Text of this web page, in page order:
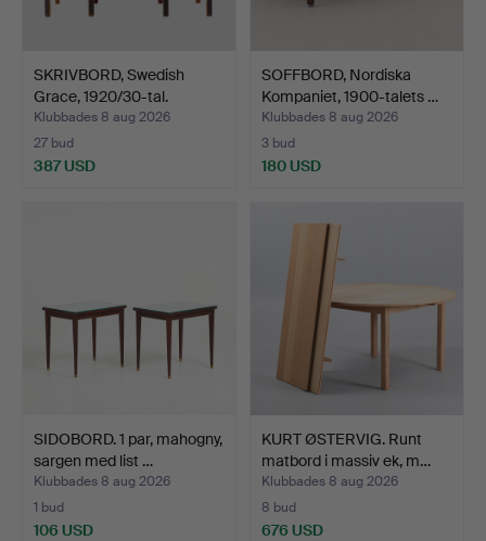
SKRIVBORD, Swedish
Grace, 1920/30-tal.
Klubbades 8 aug 2026
27 bud
387 USD
SOFFBORD, Nordiska
Kompaniet, 1900-talets …
Klubbades 8 aug 2026
3 bud
180 USD
SIDOBORD. 1 par, mahogny,
sargen med list …
Klubbades 8 aug 2026
1 bud
106 USD
KURT ØSTERVIG. Runt
matbord i massiv ek, m…
Klubbades 8 aug 2026
8 bud
676 USD